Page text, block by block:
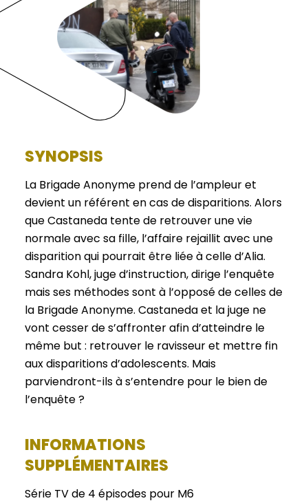
SYNOPSIS
La Brigade Anonyme prend de l’ampleur et
devient un référent en cas de disparitions. Alors
que Castaneda tente de retrouver une vie
normale avec sa fille, l’affaire rejaillit avec une
disparition qui pourrait être liée à celle d’Alia.
Sandra Kohl, juge d’instruction, dirige l’enquête
mais ses méthodes sont à l’opposé de celles de
la Brigade Anonyme. Castaneda et la juge ne
vont cesser de s’affronter afin d’atteindre le
même but : retrouver le ravisseur et mettre fin
aux disparitions d’adolescents. Mais
parviendront-ils à s’entendre pour le bien de
l’enquête ?
INFORMATIONS
SUPPLÉMENTAIRES
Série TV de 4 épisodes pour M6